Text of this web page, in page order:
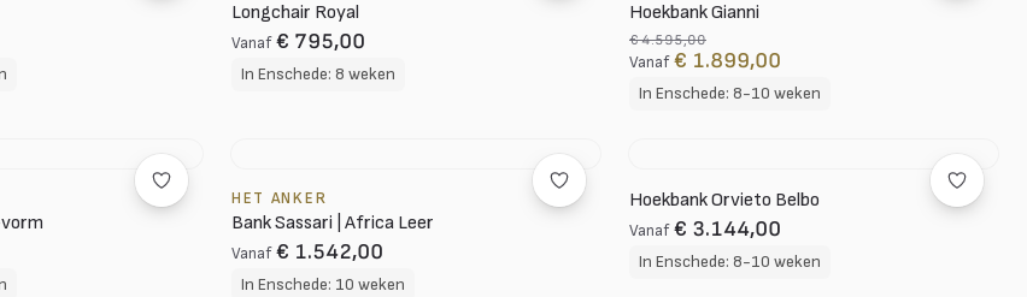
Longchair Royal
Vanaf € 795,00
In Enschede: 8 weken
Hoekbank Gianni
€ 4.595,00
Vanaf € 1.899,00
In Enschede: 8-10 weken
HET ANKER
Bank Sassari | Africa Leer
Vanaf € 1.542,00
In Enschede: 10 weken
Hoekbank Orvieto Belbo
Vanaf € 3.144,00
In Enschede: 8-10 weken